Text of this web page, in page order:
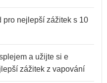
pro nejlepší zážitek s 10
a užijte si e
zážitek z vapování